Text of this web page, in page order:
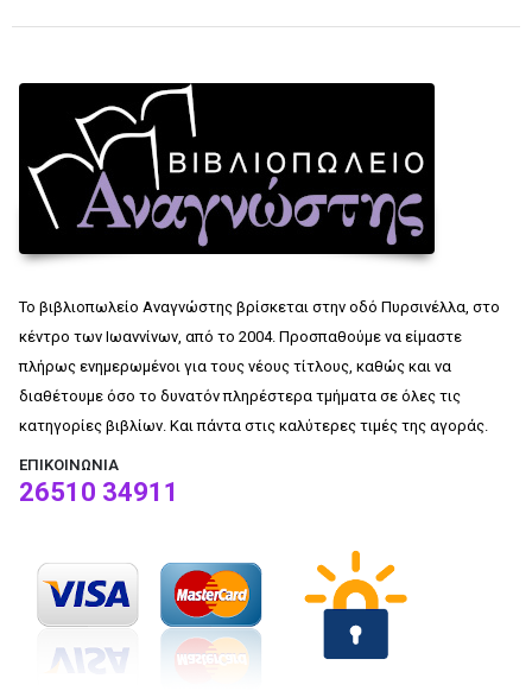
Το βιβλιοπωλείο Αναγνώστης βρίσκεται στην οδό Πυρσινέλλα, στο
κέντρο των Ιωαννίνων, από το 2004. Προσπαθούμε να είμαστε
πλήρως ενημερωμένοι για τους νέους τίτλους, καθώς και να
διαθέτουμε όσο το δυνατόν πληρέστερα τμήματα σε όλες τις
κατηγορίες βιβλίων. Και πάντα στις καλύτερες τιμές της αγοράς.
ΕΠΙΚΟΙΝΩΝΊΑ
26510 34911